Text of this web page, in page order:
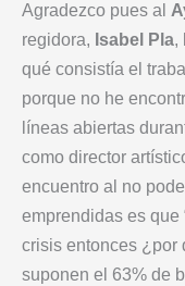
Agradezco pues al
regidora, Isabel Pla,
qué consistía el
porque no he
líneas abiertas
como director
encuentro al no
emprendidas es que
crisis entonces ¿por
suponen el 63% de